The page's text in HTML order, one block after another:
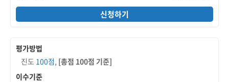
신청하기
평가방법
진도 100점 [총점 100점 기준]
이수기준